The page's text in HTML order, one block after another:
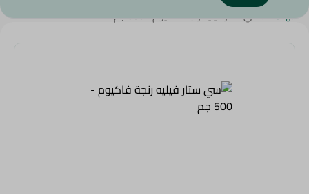
الرئيسية/الأطعمة المجمدة
Renga
/سي ستار فيليه رنجة فاكيوم - 500 جم